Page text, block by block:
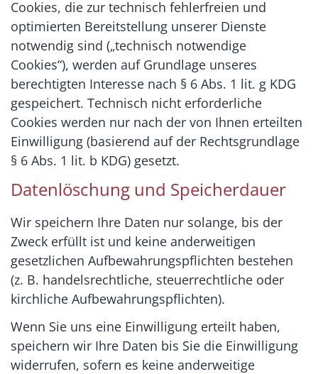
Cookies, die zur technisch fehlerfreien und
optimierten Bereitstellung unserer Dienste
notwendig sind („technisch notwendige
Cookies“), werden auf Grundlage unseres
berechtigten Interesse nach § 6 Abs. 1 lit. g KDG
gespeichert. Technisch nicht erforderliche
Cookies werden nur nach der von Ihnen erteilten
Einwilligung (basierend auf der Rechtsgrundlage
§ 6 Abs. 1 lit. b KDG) gesetzt.
Datenlöschung und Speicherdauer
Wir speichern Ihre Daten nur solange, bis der
Zweck erfüllt ist und keine anderweitigen
gesetzlichen Aufbewahrungspflichten bestehen
(z. B. handelsrechtliche, steuerrechtliche oder
kirchliche Aufbewahrungspflichten).
Wenn Sie uns eine Einwilligung erteilt haben,
speichern wir Ihre Daten bis Sie die Einwilligung
widerrufen, sofern es keine anderweitige